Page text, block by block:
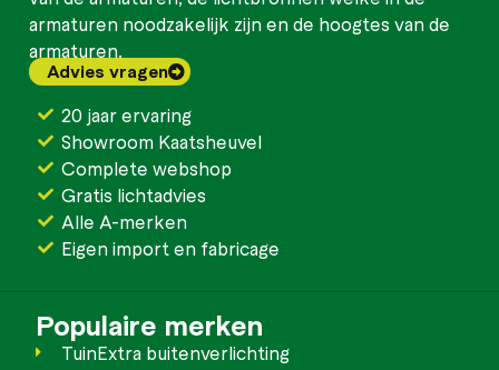
armaturen noodzakelijk zijn en de hoogtes van de
armaturen.
Advies vragen
20 jaar ervaring
Showroom Kaatsheuvel
Complete webshop
Gratis lichtadvies
Alle A-merken
Eigen import en fabricage
Populaire merken
TuinExtra buitenverlichting